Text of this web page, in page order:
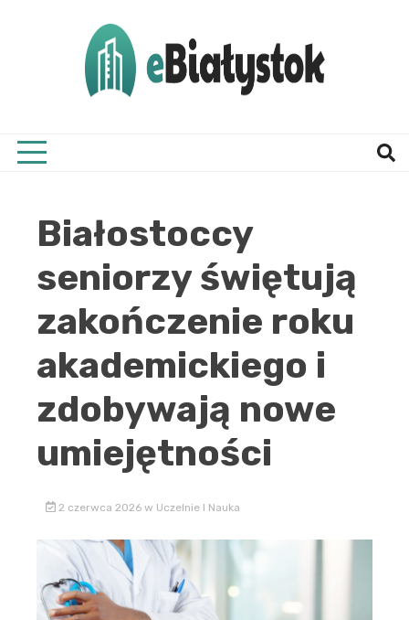
Białostoccy
seniorzy świętują
zakończenie roku
akademickiego i
zdobywają nowe
umiejętności
2 czerwca 2026 w Uczelnie I Nauka